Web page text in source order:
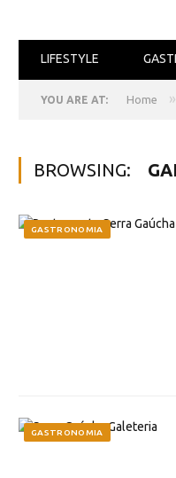
LIFESTYLE
YOU ARE AT: Home »
BROWSING:
GASTRONOMIA
GASTRONOMIA